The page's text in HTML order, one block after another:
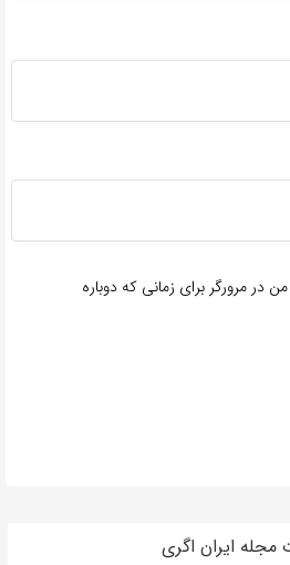
در مرورگر برای زمانی که دوباره
مجله ایران اگری